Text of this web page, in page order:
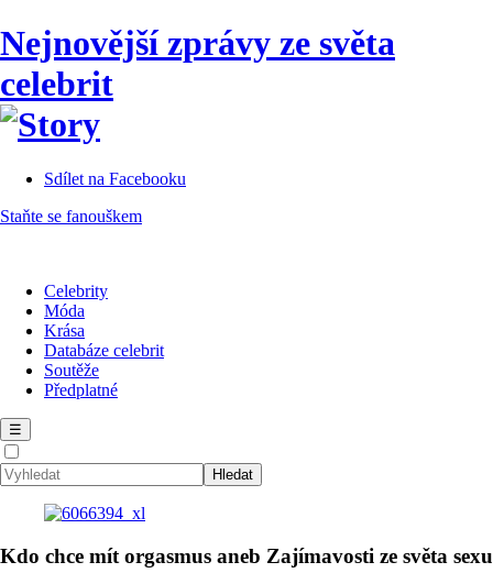
Nejnovější zprávy ze světa
celebrit
Sdílet na Facebooku
Staňte se fanouškem
Celebrity
Móda
Krása
Databáze celebrit
Soutěže
Předplatné
☰
Kdo chce mít orgasmus aneb Zajímavosti ze světa sexu